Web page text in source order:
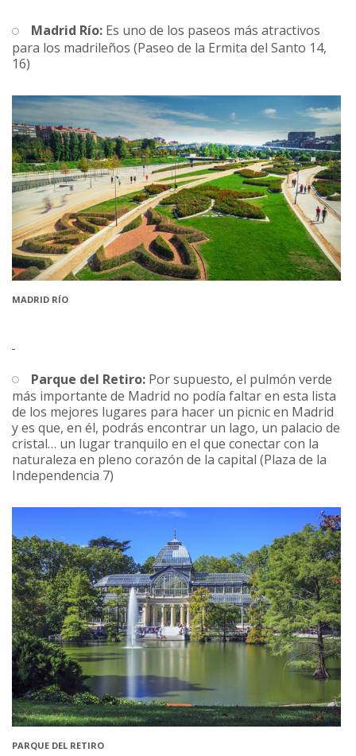
Madrid Río: Es uno de los paseos más atractivos
para los madrileños (Paseo de la Ermita del Santo 14,
16)
MADRID RÍO
Parque del Retiro: Por supuesto, el pulmón verde
más importante de Madrid no podía faltar en esta lista
de los mejores lugares para hacer un picnic en Madrid
y es que, en él, podrás encontrar un lago, un palacio de
cristal… un lugar tranquilo en el que conectar con la
naturaleza en pleno corazón de la capital (Plaza de la
Independencia 7)
PARQUE DEL RETIRO